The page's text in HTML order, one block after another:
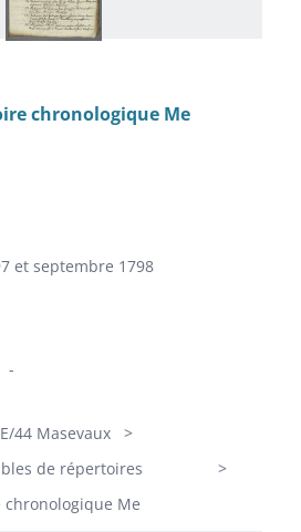
chronologique Me
et septembre 1798
-
44 Masevaux
de répertoires
Me